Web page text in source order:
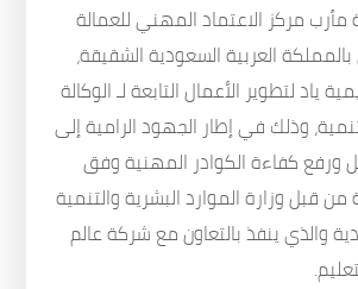
مركز الاعتماد المهني للعمالة
العربية السعودية الشقيقة،
ياد لتطوير الأعمال التابعة لـ الوكالة
وذلك في إطار الجهود الرامية إلى
كفاءة الكوادر المهنية وفق
من قبل وزارة الموارد البشرية والتنمية
والذي ينفذ بالتعاون مع شركة عالم